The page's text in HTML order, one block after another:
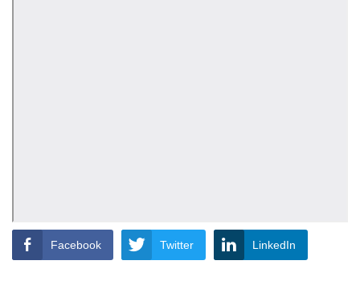
Facebook Twitter LinkedIn